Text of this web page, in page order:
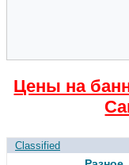
Цены на
Classified